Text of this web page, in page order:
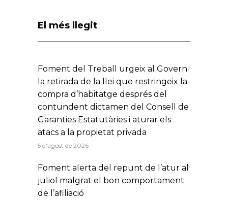
El més llegit
Foment del Treball urgeix al Govern
la retirada de la llei que restringeix la
compra d’habitatge després del
contundent dictamen del Consell de
Garanties Estatutàries i aturar els
atacs a la propietat privada
5 d'agost de 2026
Foment alerta del repunt de l’atur al
juliol malgrat el bon comportament
de l’afiliació